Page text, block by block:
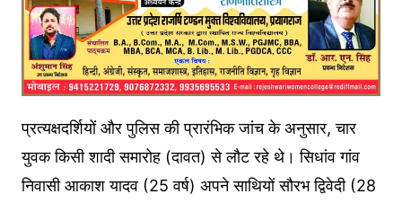
प्रत्यक्षदर्शियों और पुलिस की प्रारंभिक जांच के अनुसार, चार
युवक किसी शादी समारोह (दावत) से लौट रहे थे। सिधांव गांव
निवासी आकाश यादव (25 वर्ष) अपने साथियों सौरभ द्विवेदी (28